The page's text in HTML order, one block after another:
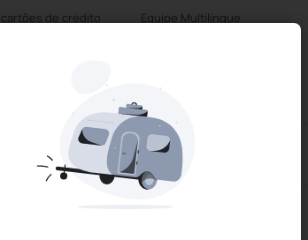
de crédito Equipe Multilíngue